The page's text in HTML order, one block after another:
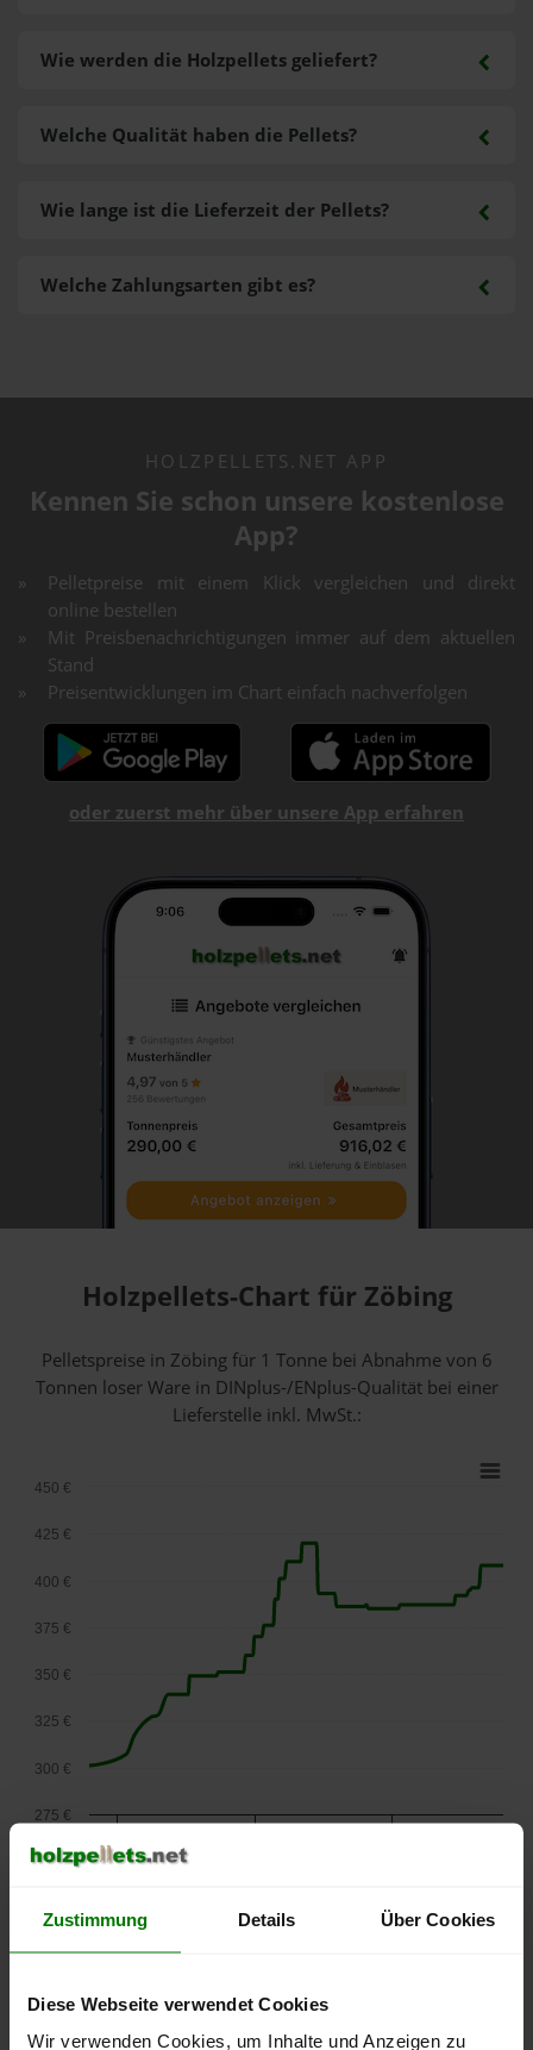
Zustimmung Details Über Cookies
Diese Webseite verwendet Cookies
Wir verwenden Cookies, um Inhalte und Anzeigen zu
Wie werden die Holzpellets geliefert?
Welche Zahlungsarten gibt es?
Welche Qualität haben die Pellets?
Wie lange ist die Lieferzeit der Pellets?
HOLZPELLETS.NET APP
Kennen Sie schon unsere kostenlose
App?
Pelletpreise mit einem Klick vergleichen und direkt
online bestellen
Mit Preisbenachrichtigungen immer auf dem aktuellen
Stand
Preisentwicklungen im Chart einfach nachverfolgen
oder zuerst mehr über unsere App erfahren
Holzpellets-Chart für Zöbing
Pelletspreise in Zöbing für 1 Tonne bei Abnahmevon 6
Tonnen loser Warein DINplus-/ENplus-Qualität bei einer
Lieferstelle inkl. MwSt.:
2025
275 €
300 €
325 €
350 €
375 €
400 €
425 €
450 €
Die aktuelle Preisentwicklung für Holzpellets in Österreich
können Sie jederzeit auf unserer